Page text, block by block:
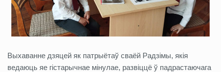
Выхаванне дзяцей як патрыётаў сваёй Радзімы, якія
ведаюць яе гістарычнае мінулае, развіццё ў падрастаючага